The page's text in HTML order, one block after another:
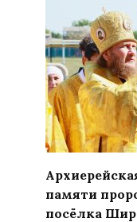
памяти
посёлка